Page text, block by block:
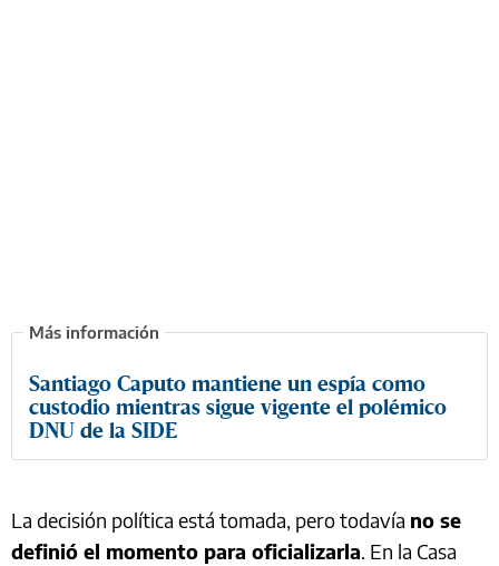
Santiago Caputo mantiene un espía como
custodio mientras sigue vigente el polémico
DNU de la SIDE
La decisión política está tomada, pero todavía no se
definió el momento para oficializarla. En la Casa